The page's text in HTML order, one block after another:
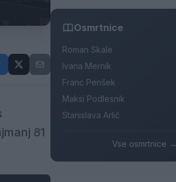
81
Osmrtnice
Roman Skale
Ivana Mernik
Franc Penšek
Maksi Podlesnik
Stanislava Arlič
Vse osmrtnice →